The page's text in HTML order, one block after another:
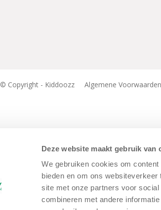
Deze website maakt gebruik van
We gebruiken cookies om
bieden en om ons
site met onze partners voor
combineren met andere
© Copyright - Kiddoozz Algemene Voorwaarden